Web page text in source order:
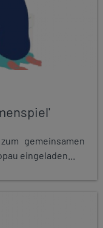
gemeinsamen
eingeladen...